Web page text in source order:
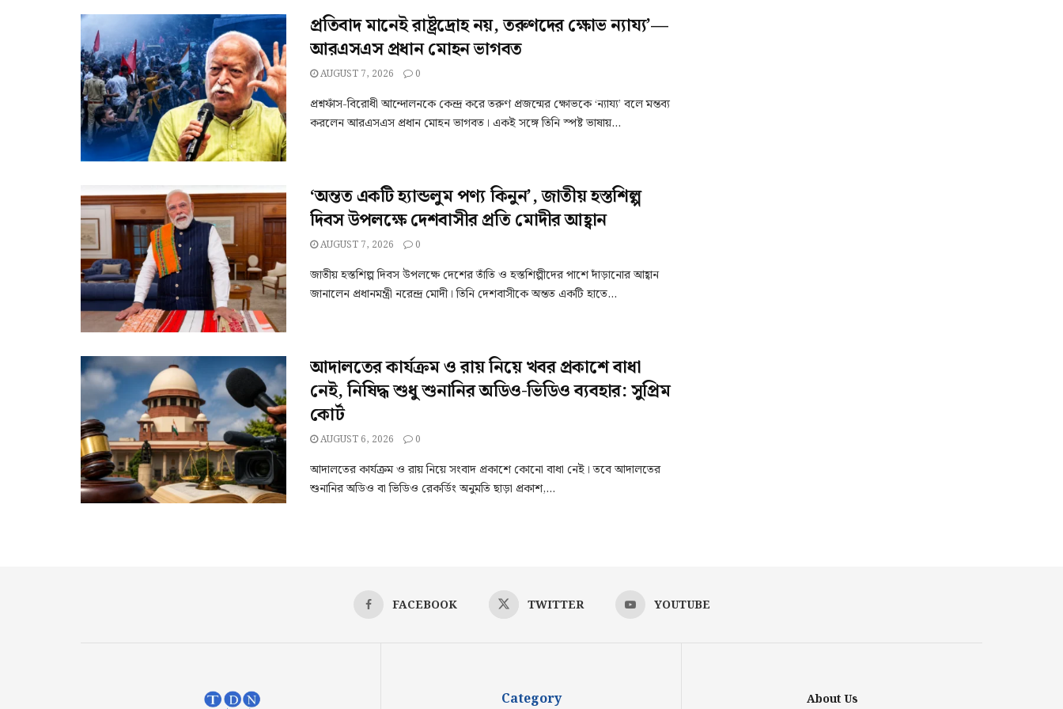
প্রতিবাদ মানেই রাষ্ট্রদ্রোহ নয়, তরুণদের ক্ষোভ ন্যায্য’—
আরএসএস প্রধান মোহন ভাগবত
AUGUST 7, 2026 0
প্রশ্নফাঁস-বিরোধী আন্দোলনকে কেন্দ্র করে তরুণ প্রজন্মের ক্ষোভকে ‘ন্যায্য’ বলে মন্তব্য
করলেন আরএসএস প্রধান মোহন ভাগবত। একই সঙ্গে তিনি স্পষ্ট ভাষায়...
‘অন্তত একটি হ্যান্ডলুম পণ্য কিনুন’, জাতীয় হস্তশিল্প
দিবস উপলক্ষে দেশবাসীর প্রতি মোদীর আহ্বান
AUGUST 7, 2026 0
জাতীয় হস্তশিল্প দিবস উপলক্ষে দেশের তাঁতি ও হস্তশিল্পীদের পাশে দাঁড়ানোর আহ্বান
জানালেন প্রধানমন্ত্রী নরেন্দ্র মোদী। তিনি দেশবাসীকে অন্তত একটি হাতে...
আদালতের কার্যক্রম ও রায় নিয়ে খবর প্রকাশে বাধা
নেই, নিষিদ্ধ শুধু শুনানির অডিও-ভিডিও ব্যবহার: সুপ্রিম
কোর্ট
AUGUST 6, 2026 0
আদালতের কার্যক্রম ও রায় নিয়ে সংবাদ প্রকাশে কোনো বাধা নেই। তবে আদালতের
শুনানির অডিও বা ভিডিও রেকর্ডিং অনুমতি ছাড়া প্রকাশ,...
FACEBOOK TWITTER YOUTUBE
Category About Us